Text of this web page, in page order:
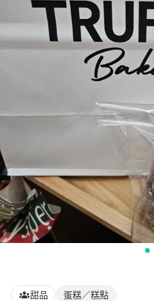
甜品 蛋糕／糕點